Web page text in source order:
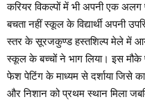
करियर विकल्पों में भी अपनी एक अलग
बचता नहीं स्कूल के विद्यार्थी अपनी
स्तर के सूरजकुण्ड हस्तशिल्प मेले में
स्कूल के बच्चों ने भाग लिया। इस मौके
फेश पेटिंग के माध्यम से दर्शाया जिसे
और निशान को प्रथम स्थान मिला